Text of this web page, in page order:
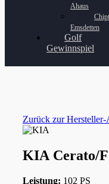
Ahaus
Emsdetten
Golf
Gewinnspiel
Zurück zur Hersteller-
KIA Cerato/
Leistung: 102 PS